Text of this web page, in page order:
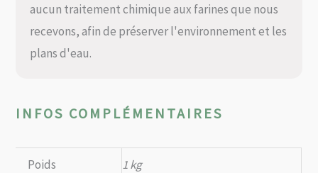
aucun traitement chimique aux farines que nous
recevons, afin de préserver l'environnement et les
plans d'eau.
INFOS COMPLÉMENTAIRES
Poids 1 kg